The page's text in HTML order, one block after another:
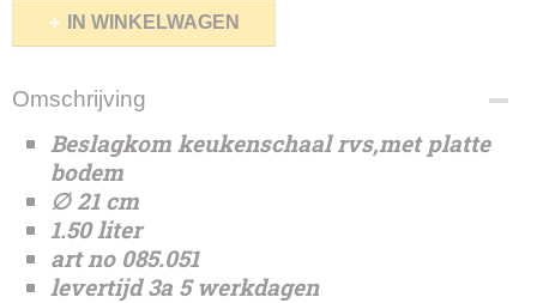
IN WINKELWAGEN
Omschrijving
Beslagkom keukenschaal rvs,met platte
bodem
∅ 21 cm
1.50 liter
art no 085.051
levertijd 3a 5 werkdagen